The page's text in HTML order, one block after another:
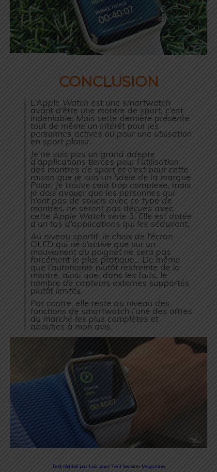
CONCLUSION
L’Apple Watch est une smartwatch
avant d’être une montre de sport, c’est
indéniable. Mais cette dernière présente
tout de même un intérêt pour les
personnes actives ou pour une utilisation
en sport plaisir.
Je ne suis pas un grand adepte
d’applications tierces pour l’utilisation
des montres de sport et c’est pour cette
raison que je suis un fidèle de la marque
Polar. Je trouve cela trop complexe, mais
je dois avouer que les personnes qui
n’ont pas de soucis avec ce type de
montres, ne seront pas déçues avec
cette Apple Watch série 3. Elle est dotée
d’un tas d’applications qui les séduiront.
Au niveau sportif, le choix de l’écran
OLED qui ne s’active que sur un
mouvement du poignet ne sera pas
forcément le plus pratique… De même
que l’autonomie plutôt restreinte de la
montre, ainsi que, dans les faits, le
nombre de capteurs externes supportés
plutôt limités.
Par contre, elle reste au niveau des
fonctions de smartwatch l’une des offres
du marché les plus complètes et
abouties à mon avis.
Test réalisé par Loïc pour Trail Session Magazine